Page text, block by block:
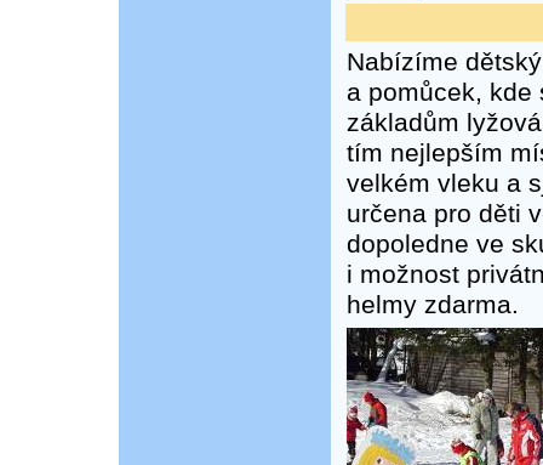
Nabízíme
a pomůcek,
základům
tím nejlepším
velkém vleku a
určena pro děti
dopoledne ve
i možnost
helmy zdarma.